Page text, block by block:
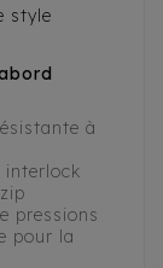
style
à
interlock
pressions
pour la